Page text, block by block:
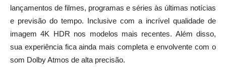
lançamentos de filmes, programas e séries às últimas notícias
e previsão do tempo. Inclusive com a incrível qualidade de
imagem 4K HDR nos modelos mais recentes. Além disso,
sua experiência fica ainda mais completa e envolvente com o
som Dolby Atmos de alta precisão.